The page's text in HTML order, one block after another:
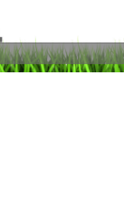
39